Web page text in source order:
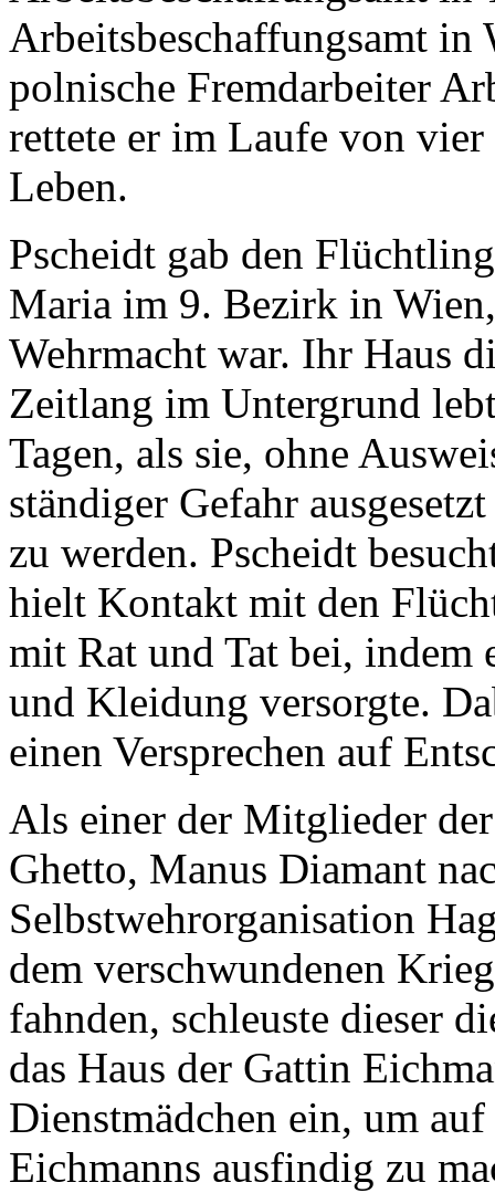
Arbeitsbeschaffungsamt
polnische Fremdarbeiter
rettete er im Laufe von
Leben.
Pscheidt gab den
Maria im 9. Bezirk in
Wehrmacht war. Ihr Haus
Zeitlang im Untergrund
Tagen, als sie, ohne
ständiger Gefahr
zu werden. Pscheidt
hielt Kontakt mit den
mit Rat und Tat bei, indem
und Kleidung versorgte.
einen Versprechen auf
Als einer der Mitglieder
Ghetto, Manus Diamant
Selbstwehrorganisation
dem verschwundenen
fahnden, schleuste dieser
das Haus der Gattin
Dienstmädchen ein, um
Eichmanns ausfindig zu